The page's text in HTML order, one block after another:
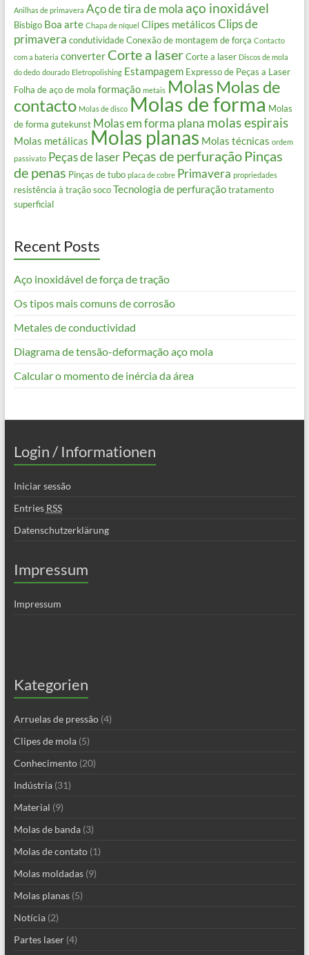
Anilhas de primavera Aço de tira de mola aço inoxidável
Bisbigo Boa arte Chapa de níquel Clipes metálicos Clips de
primavera condutividade Conexão de montagem de força Contacto
com a bateria converter Corte a laser Corte a laser Discos de mola
do dedo dourado Eletropolishing Estampagem Expresso de Peças a Laser
Folha de aço de mola formação metais Molas Molas de
contacto Molas de disco Molas de forma Molas
de forma gutekunst Molas em forma plana molas espirais
Molas metálicas Molas planas Molas técnicas ordem
passivato Peças de laser Peças de perfuração Pinças
de penas Pinças de tubo placa de cobre Primavera propriedades
resistência à tração soco Tecnologia de perfuração tratamento
superficial
Recent Posts
Aço inoxidável de força de tração
Os tipos mais comuns de corrosão
Metales de conductividad
Diagrama de tensão-deformação aço mola
Calcular o momento de inércia da área
Login / Informationen
Iniciar sessão
Entries RSS
Datenschutzerklärung
Impressum
Impressum
Kategorien
Arruelas de pressão(4)
Clipes de mola(5)
Conhecimento(20)
Indústria(31)
Material (9)
Molas de banda(3)
Molas de contato(1)
Molas moldadas(9)
Molas planas(5)
Notícia(2)
Partes laser(4)